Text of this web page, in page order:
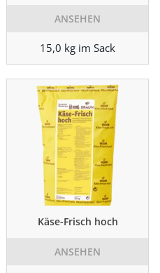
ANSEHEN
15,0 kg im Sack
Käse-Frisch hoch
ANSEHEN